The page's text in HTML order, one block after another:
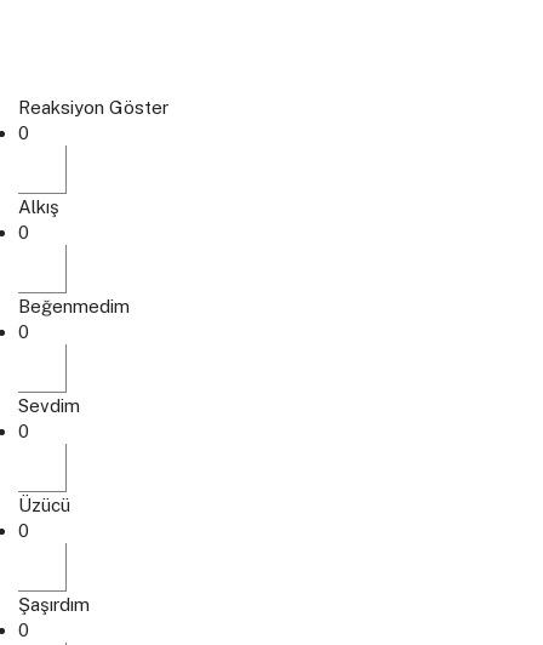
Reaksiyon Göster
0
Alkış
0
Beğenmedim
0
Sevdim
0
Üzücü
0
Şaşırdım
0